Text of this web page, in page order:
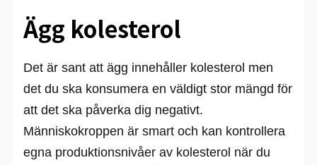
Ägg kolesterol
Det är sant att ägg innehåller kolesterol men
det du ska konsumera en väldigt stor mängd för
att det ska påverka dig negativt.
Människokroppen är smart och kan kontrollera
egna produktionsnivåer av kolesterol när du